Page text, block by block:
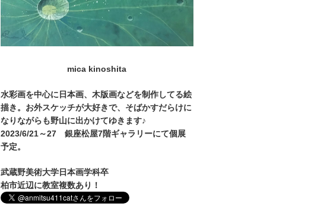
mica kinoshita
水彩画を中心に日本画、木版画などを制作してる絵
描き。お外スケッチが大好きで、そばかすだらけに
なりながらも野山に出かけてゆきます♪
2023/6/21～27 銀座松屋7階ギャラリーにて個展
予定。
武蔵野美術大学日本画学科卒
柏市近辺に教室複数あり！